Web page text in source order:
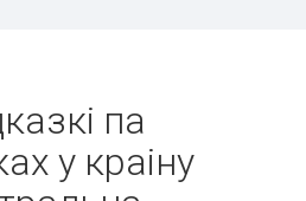
па
у краіну